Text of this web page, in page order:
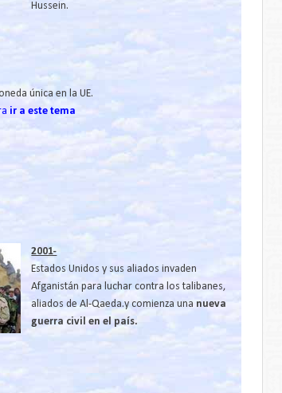
Hussein.
única en la UE.
ir a este tema
2001-
Estados Unidos y sus aliados invaden
Afganistán para luchar contra los talibanes,
aliados de Al-Qaeda.y comienza una nueva
guerra civil en el país.